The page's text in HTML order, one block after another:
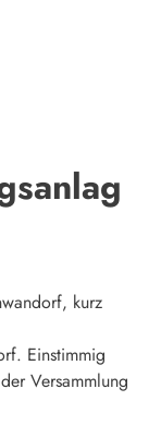
kurz
Einstimmig
Versammlung